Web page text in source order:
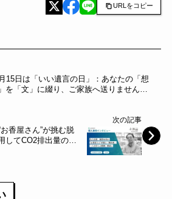
URLをコピー
15日は「いい遺言の日」：あなたの「想
を「文」に綴り、ご家族へ送りません
次の記事
香屋さん”が挑む脱
してCO2排出量の